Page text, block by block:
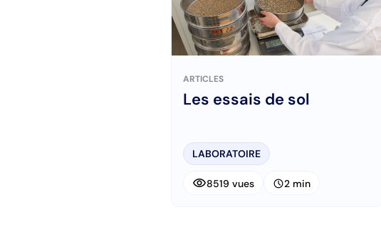
ARTICLES
Les essais de sol
LABORATOIRE
visibility8519 vues schedule2 min